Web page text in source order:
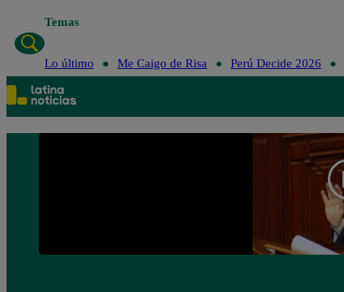
Temas
Lo último Me Caigo de Risa Perú Decide 2026